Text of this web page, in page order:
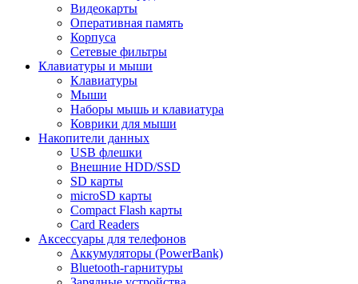
Видеокарты
Оперативная память
Корпуса
Сетевые фильтры
Клавиатуры и мыши
Клавиатуры
Мыши
Наборы мышь и клавиатура
Коврики для мыши
Накопители данных
USB флешки
Внешние HDD/SSD
SD карты
microSD карты
Compact Flash карты
Card Readers
Аксессуары для телефонов
Аккумуляторы (PowerBank)
Bluetooth-гарнитуры